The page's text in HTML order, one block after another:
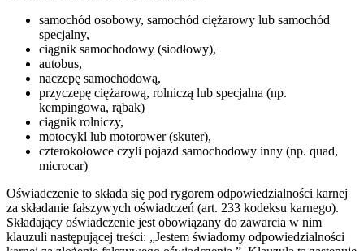
samochód osobowy, samochód ciężarowy lub samochód
specjalny,
ciągnik samochodowy (siodłowy),
autobus,
naczepę samochodową,
przyczepę ciężarową, rolniczą lub specjalna (np.
kempingowa, rąbak)
ciągnik rolniczy,
motocykl lub motorower (skuter),
czterokołowce czyli pojazd samochodowy inny (np. quad,
microcar)
Oświadczenie to składa się pod rygorem odpowiedzialności karnej
za składanie fałszywych oświadczeń (art. 233 kodeksu karnego).
Składający oświadczenie jest obowiązany do zawarcia w nim
klauzuli następującej treści: „Jestem świadomy odpowiedzialności